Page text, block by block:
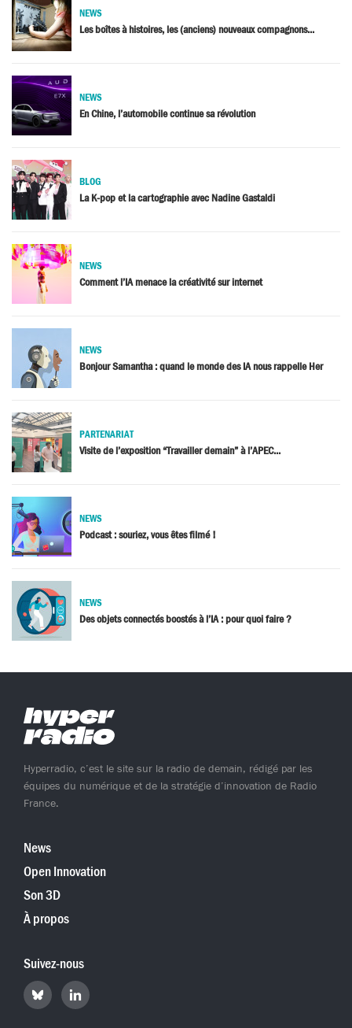
NEWS
Les boîtes à histoires, les (anciens) nouveaux compagnons...
NEWS
En Chine, l’automobile continue sa révolution
BLOG
La K-pop et la cartographie avec Nadine Gastaldi
NEWS
Comment l’IA menace la créativité sur internet
NEWS
Bonjour Samantha : quand le monde des IA nous rappelle Her
PARTENARIAT
Visite de l’exposition “Travailler demain” à l’APEC...
NEWS
Podcast : souriez, vous êtes filmé !
NEWS
Des objets connectés boostés à l’IA : pour quoi faire ?
Hyperradio, c’est le site sur la radio de demain, rédigé par les
équipes du numérique et de la stratégie d’innovation de Radio
France.
News
Open Innovation
Son 3D
À propos
Suivez-nous
Retrouvez
Hyperradio
Retrouvez
Hyperradio